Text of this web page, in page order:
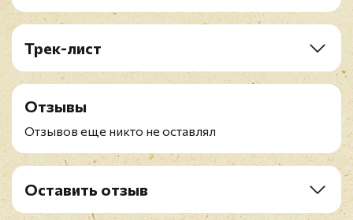
Трек-лист
CD:
2. Throwing Mountains
3. Jets Overhead
4. Propulsion 1
5. Memories Down The Line
6. Circus Of Illusion
Отзывы
Отзывов еще никто не оставлял
Оставить отзыв